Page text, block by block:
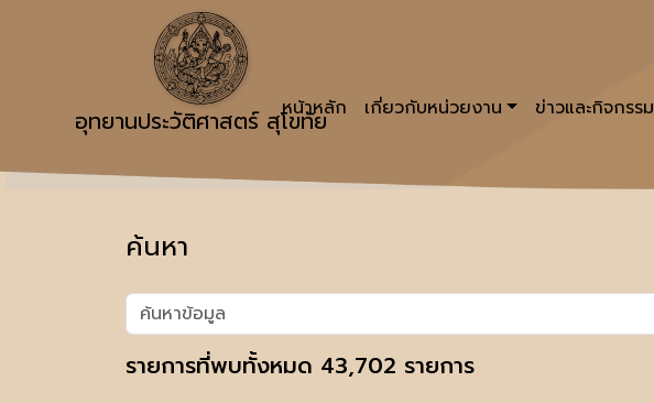
อุทยานประวัติศาสตร์ สุโขทัย
หน้าหลัก เกี่ยวกับหน่วยงาน ข่าวและกิจกรรม
ค้นหา
รายการที่พบทั้งหมด 43,702 รายการ